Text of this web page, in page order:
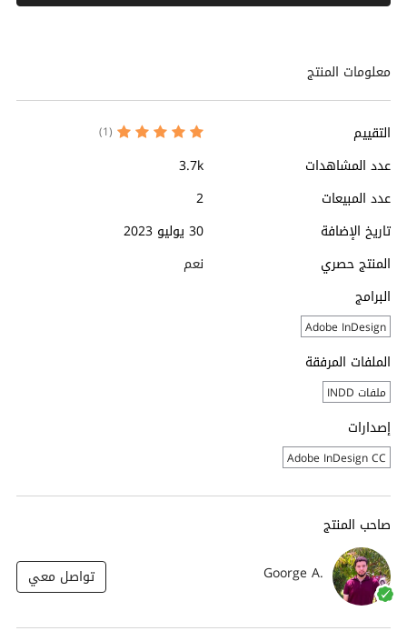
معلومات المنتج
التقييم (1)
عدد المشاهدات
3.7k
عدد المبيعات
2
تاريخ الإضافة
30 يوليو 2023
المنتج حصري
نعم
البرامج
Adobe InDesign
الملفات المرفقة
ملفات INDD
إصدارات
Adobe InDesign CC
صاحب المنتج
Goorge A.
تواصل معي